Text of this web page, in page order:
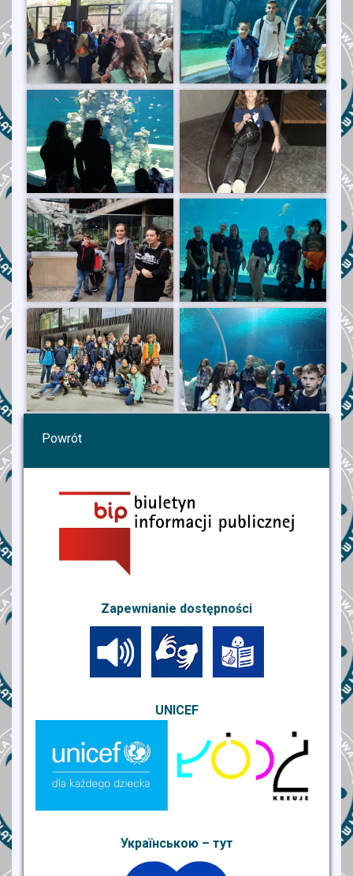
Powrót
Zapewnianie dostępności
UNICEF
Українською – тут